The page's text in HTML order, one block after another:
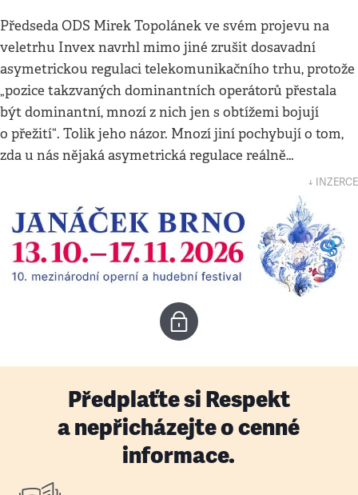
Předseda ODS Mirek Topolánek ve svém projevu na
veletrhu Invex navrhl mimo jiné zrušit dosavadní
asymetrickou regulaci telekomunikačního trhu, protože
„pozice takzvaných dominantních operátorů přestala
být dominantní, mnozí z nich jen s obtížemi bojují
o přežití“. Tolik jeho názor. Mnozí jiní pochybují o tom,
zda u nás nějaká asymetrická regulace reálně…
↓ INZERCE
Předplaťte si Respekt
a nepřicházejte o cenné
informace.